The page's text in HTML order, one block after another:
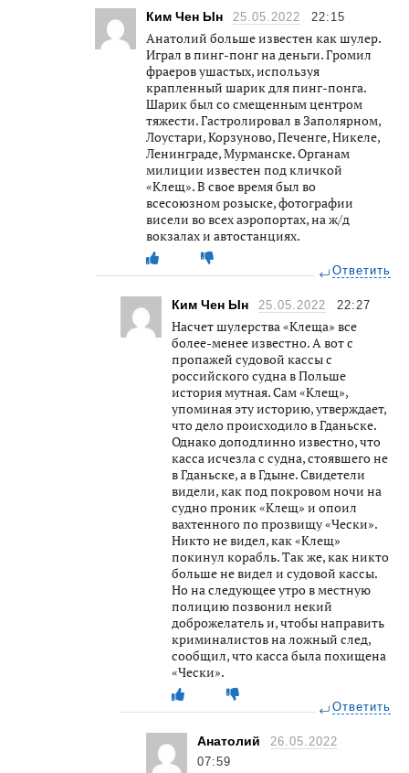
Ким Чен Ын 25.05.2022 22:15
Анатолий больше известен как шулер.
Играл в пинг-понг на деньги. Громил
фраеров ушастых, используя
крапленный шарик для пинг-понга.
Шарик был со смещенным центром
тяжести. Гастролировал в Заполярном,
Лоустари, Корзуново, Печенге, Никеле,
Ленинграде, Мурманске. Органам
милиции известен под кличкой
«Клещ». В свое время был во
всесоюзном розыске, фотографии
висели во всех аэропортах, на ж/д
вокзалах и автостанциях.
Ответить
Ким Чен Ын 25.05.2022 22:27
Насчет шулерства «Клеща» все
более-менее известно. А вот с
пропажей судовой кассы с
российского судна в Польше
история мутная. Сам «Клещ»,
упоминая эту историю, утверждает,
что дело происходило в Гданьске.
Однако доподлинно известно, что
касса исчезла с судна, стоявшего не
в Гданьске, а в Гдыне. Свидетели
видели, как под покровом ночи на
судно проник «Клещ» и опоил
вахтенного по прозвищу «Чески».
Никто не видел, как «Клещ»
покинул корабль. Так же, как никто
больше не видел и судовой кассы.
Но на следующее утро в местную
полицию позвонил некий
доброжелатель и, чтобы направить
криминалистов на ложный след,
сообщил, что касса была похищена
«Чески».
Ответить
Анатолий
26.05.2022
07:59